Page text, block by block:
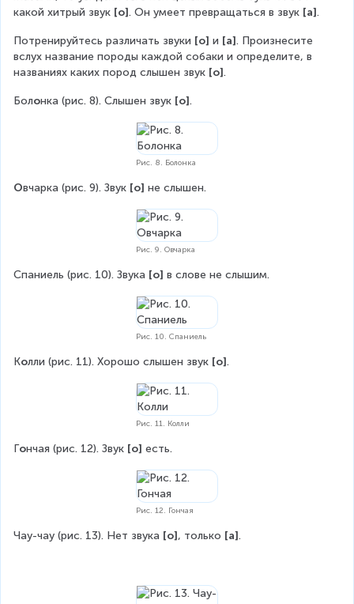
какой хитрый звук [о]. Он умеет превращаться в звук [а].
Потренируйтесь различать звуки [о] и [а]. Произнесите
вслух название породы каждой собаки и определите, в
названиях каких пород слышен звук [о].
Болонка (рис. 8). Слышен звук [о].
Рис. 8. Болонка
Овчарка (рис. 9). Звук [о] не слышен.
Рис. 9. Овчарка
Спаниель (рис. 10). Звука [о] в слове не слышим.
Рис. 10. Спаниель
Колли (рис. 11). Хорошо слышен звук [о].
Рис. 11. Колли
Гончая (рис. 12). Звук [о] есть.
Рис. 12. Гончая
Чау-чау (рис. 13). Нет звука [о], только [а].